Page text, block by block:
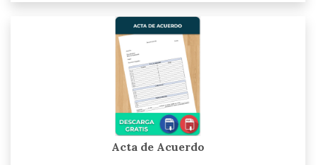
Acta de Acuerdo